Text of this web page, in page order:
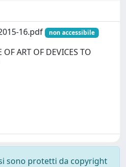
16.pdf
non accessibile
ART OF DEVICES TO
sono protetti da copyright